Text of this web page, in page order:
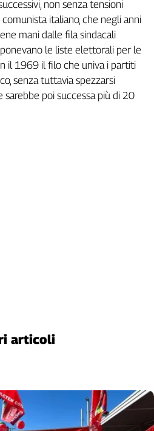
non senza tensioni
italiano, che negli anni
mani dalle fila sindacali
le liste elettorali per le
il 1969 il filo che univa i partiti
senza tuttavia spezzarsi
poi successa più di 20
articoli